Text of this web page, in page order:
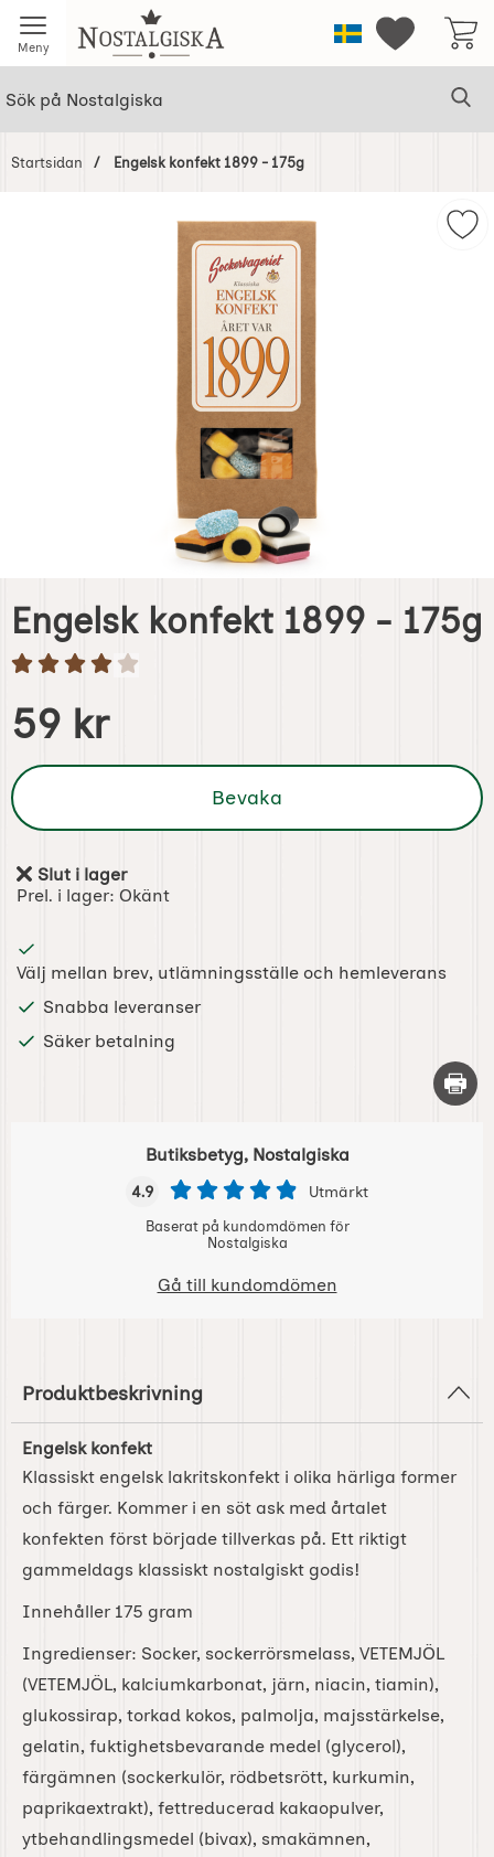
Meny Startsidan för NostalgiskaSverigeMina
Startsidan Engelsk konfekt 1899 - 175g
Engelsk konfekt 1899 - 175g
Handla denna produkt Engelsk konfekt 1899 - 175g
pris
59 kr
Bevaka
Tillgänglighet:
Slut i lager
Prel. i lager: Okänt
Välj mellan brev, utlämningsställe och hemleverans
Snabba leveranser
Säker betalning
Skriv
Butiksbetyg, Nostalgiska
4.9 Utmärkt
Baserat på kundomdömen för
Nostalgiska
Gå till kundomdömen
Produktbeskrivning
Engelsk konfekt
Klassiskt engelsk lakritskonfekt i olika härliga former
och färger. Kommer i en söt ask med årtalet
konfekten först började tillverkas på. Ett riktigt
gammeldags klassiskt nostalgiskt godis!
Innehåller 175 gram
Ingredienser: Socker, sockerrörsmelass, VETEMJÖL
(VETEMJÖL, kalciumkarbonat, järn, niacin, tiamin),
glukossirap, torkad kokos, palmolja, majsstärkelse,
gelatin, fuktighetsbevarande medel (glycerol),
färgämnen (sockerkulör, rödbetsrött, kurkumin,
paprikaextrakt), fettreducerad kakaopulver,
ytbehandlingsmedel (bivax), smakämnen,